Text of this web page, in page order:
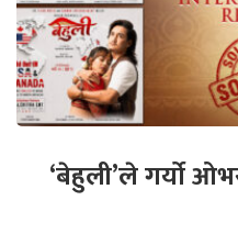
‘बेहुली’ले गर्यो